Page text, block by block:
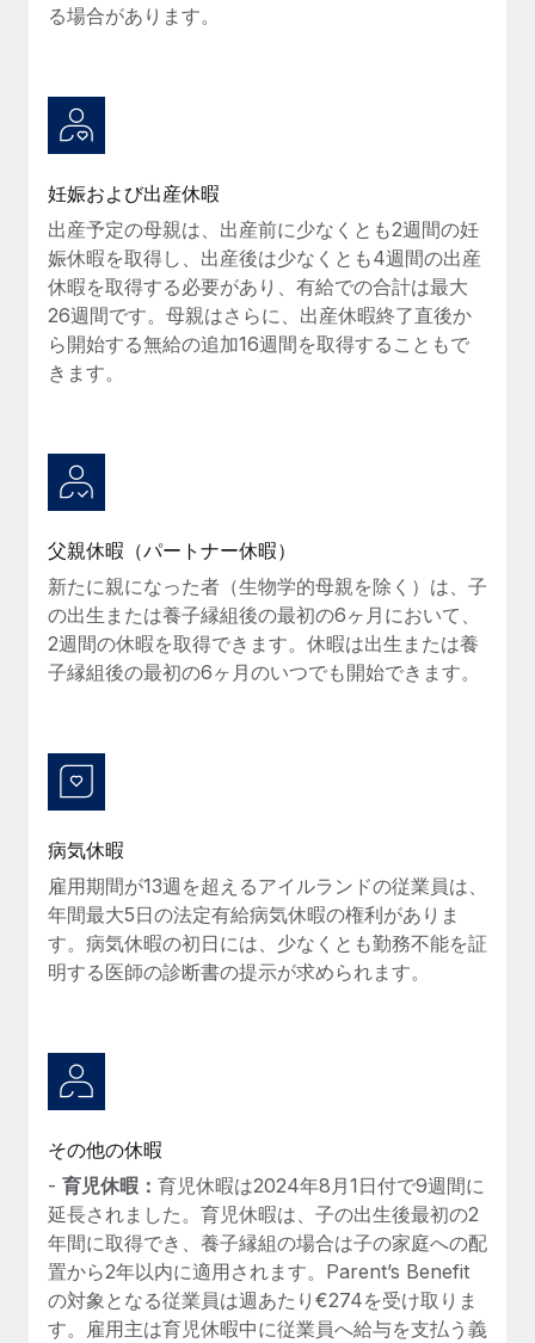
デバイス管理
法人設立
法令順守した法人をスピーディに設立
移住・転勤
従業員の異動をスムーズに
福利厚生
従業員の福利厚生を簡単に管理
Reverse...
AIのパイオニアであるWeaviateは、Remoteを使
のか
Weaviateの概要...
詳細を見る
グローバル給与処理
契約社員管理
税務
ブログを読む
ブログ
Remoteの製品アップデート：GustoとXeroの統合お
よびContractor Management Plus（契約社員管理
プラス）
業務に最適な人材を採用し、管理し、給与を支給できるようにす
ることです。この数週間で、新しい統合、機能、改良点をリリー
スしました。...
詳細を見る
給与詐欺：種類、事例、ビジネスを守る方法
給与, 賃金は詐欺の特に魅力的な標的です。多額の資金がシステ
詳細を見る
る場合があります。
妊娠および出産休暇
出産予定の母親は、出産前に少なくとも2週間の妊
娠休暇を取得し、出産後は少なくとも4週間の出産
休暇を取得する必要があり、有給での合計は最大
26週間です。母親はさらに、出産休暇終了直後か
ら開始する無給の追加16週間を取得することもで
きます。
父親休暇（パートナー休暇）
新たに親になった者（生物学的母親を除く）は、子
の出生または養子縁組後の最初の6ヶ月において、
2週間の休暇を取得できます。休暇は出生または養
子縁組後の最初の6ヶ月のいつでも開始できます。
病気休暇
雇用期間が13週を超えるアイルランドの従業員は、
年間最大5日の法定有給病気休暇の権利がありま
す。病気休暇の初日には、少なくとも勤務不能を証
明する医師の診断書の提示が求められます。
その他の休暇
- 育児休暇： 育児休暇は2024年8月1日付で9週間に
延長されました。育児休暇は、子の出生後最初の2
年間に取得でき、養子縁組の場合は子の家庭への配
置から2年以内に適用されます。Parent’s Benefit
の対象となる従業員は週あたり€274を受け取りま
す。雇用主は育児休暇中に従業員へ給与を支払う義